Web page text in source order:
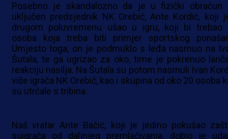
Posebno je skandalozno da je u fizički obračun
uključen predsjednik NK Orebić, Ante Kordić, koji
drugom poluvremenu ušao u igru, koji bi trebao
osoba koja treba biti primjer sportskog
Umjesto toga, on je podmuklo s leđa nasrnuo na
Šutala, te ga ugrizao za oko, time je pokrenuo
reakciju nasilja. Na Šutala su potom nasrnuli Ivan
više igrača NK Orebić, kao i skupina od oko 20 osoba
su utrčale s tribina.
Naš vratar Ante Bačić, koji je jedino pokušao
suigrača od daljnjeg premlaćivanja, dobio je